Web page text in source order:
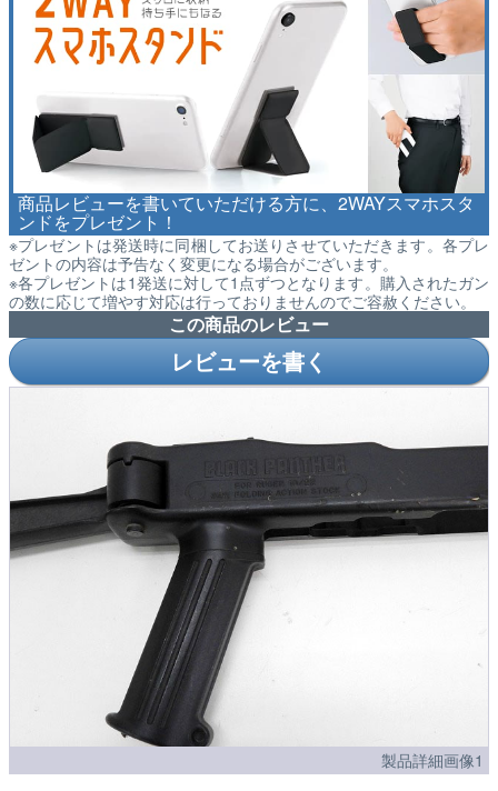
商品レビューを書いていただける方に、2WAYスマホスタ
ンドをプレゼント！
※プレゼントは発送時に同梱してお送りさせていただきます。各プレ
ゼントの内容は予告なく変更になる場合がございます。
※各プレゼントは1発送に対して1点ずつとなります。購入されたガン
の数に応じて増やす対応は行っておりませんのでご容赦ください。
この商品のレビュー
レビューを書く
製品詳細画像1